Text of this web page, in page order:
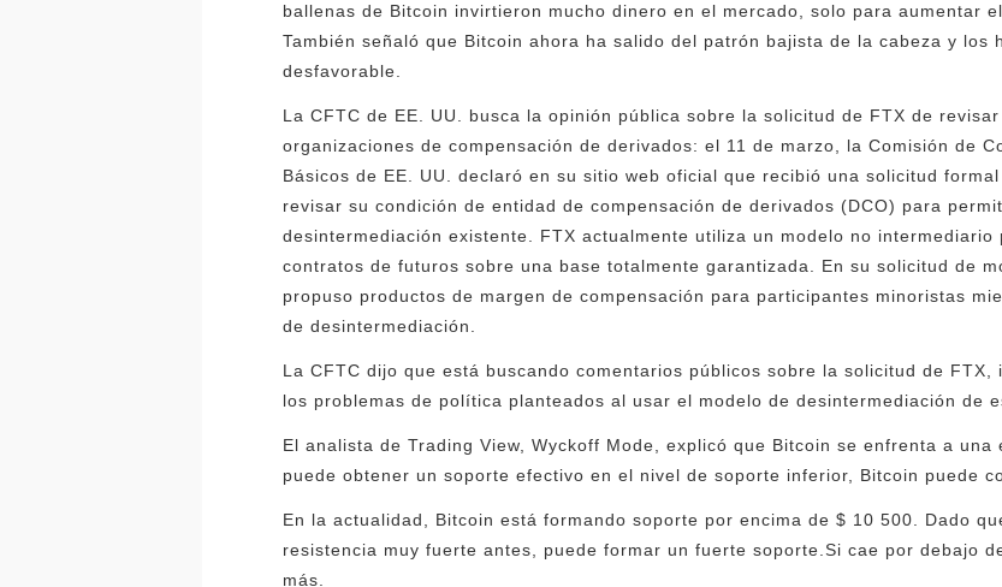
ballenas de Bitcoin invirtieron mucho dinero en el mercado, solo para aumentar
También señaló que Bitcoin ahora ha salido del patrón bajista de la cabeza y los
desfavorable.
La CFTC de EE. UU. busca la opinión pública sobre la solicitud de FTX de
organizaciones de compensación de derivados: el 11 de marzo, la Comisión de
Básicos de EE. UU. declaró en su sitio web oficial que recibió una solicitud
revisar su condición de entidad de compensación de derivados (DCO) para
desintermediación existente. FTX actualmente utiliza un modelo no
contratos de futuros sobre una base totalmente garantizada. En su solicitud de
propuso productos de margen de compensación para participantes minoristas
de desintermediación.
La CFTC dijo que está buscando comentarios públicos sobre la solicitud de
los problemas de política planteados al usar el modelo de desintermediación de
El analista de Trading View, Wyckoff Mode, explicó que Bitcoin se enfrenta a
puede obtener un soporte efectivo en el nivel de soporte inferior, Bitcoin puede
En la actualidad, Bitcoin está formando soporte por encima de $ 10 500. Dado
resistencia muy fuerte antes, puede formar un fuerte soporte.Si cae por debajo
más.